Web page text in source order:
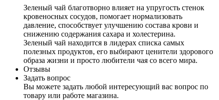
Зеленый чай благотворно влияет на упругость стенок
кровеносных сосудов, помогает нормализовать
давление, способствует улучшению состава крови и
снижению содержания сахара и холестерина.
Зеленый чай находится в лидерах списка самых
полезных продуктов, его выбирают ценители здорового
образа жизни и просто любители чая со всего мира.
Отзывы
Задать вопрос
Вы можете задать любой интересующий вас вопрос по
товару или работе магазина.